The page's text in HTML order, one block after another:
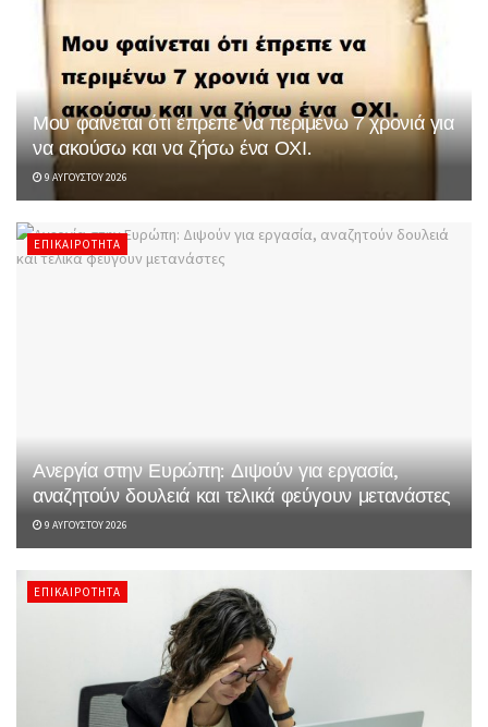
Μου φαίνεται ότι έπρεπε να περιμένω 7 χρονιά για
να ακούσω και να ζήσω ένα ΟΧΙ.
9 ΑΥΓΟΎΣΤΟΥ 2026
ΕΠΙΚΑΙΡΌΤΗΤΑ
Ανεργία στην Ευρώπη: Διψούν για εργασία,
αναζητούν δουλειά και τελικά φεύγουν μετανάστες
9 ΑΥΓΟΎΣΤΟΥ 2026
ΕΠΙΚΑΙΡΌΤΗΤΑ